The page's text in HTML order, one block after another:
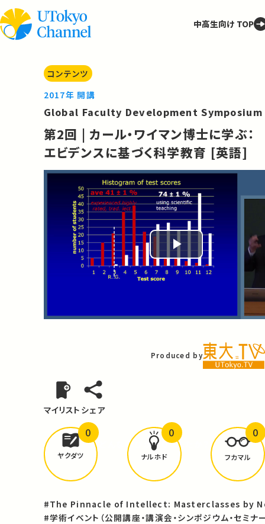
中高生向け TOP
コンテンツ
2017年 開講
Global Faculty Development Symposium
第2回 | カール・ワイマン博士に学ぶ：
エビデンスに基づく科学教育 [英語]
Play
Video
Produced by
マイリスト シェア
どんな学びがありましたか？
ヤクダツ
0
ナルホド
0
フカマル
0
#The Pinnacle of Intellect: Masterclasses by
#学術イベント（公開講座・講演会・シンポジウム・セミナ